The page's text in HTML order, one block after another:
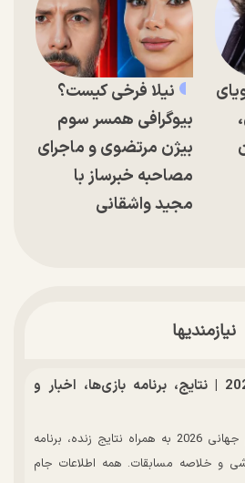
نیلا فرخی کیست؟
بیوگرافی همسر سوم
بیژن مرتضوی و ماجرای
مصاحبه خبرساز با
مجید واشقانی
نیازمندیها
جدول جام جهانی 2026 | نتایج، برنامه بازی‌ها، اخبار و
مشاهده جدول کامل جام جهانی 2026 به همراه نتایج زنده، برنامه
و خلاصه مسابقات. همه اطلاعات جام